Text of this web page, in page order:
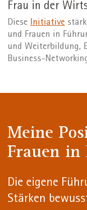
Frau in der
Diese Initiative
und Frauen in
und Weiterbildung,
Business-
Meine
Frauen in
Die eigene
Stärken